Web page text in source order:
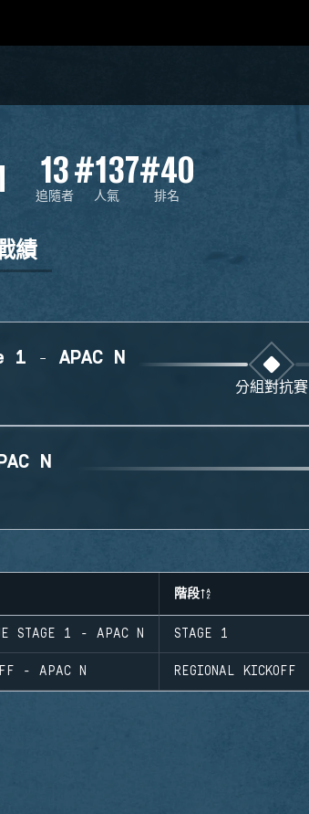
13
追隨者
#137
人氣
#40
排名
績
- APAC N
分組對抗賽
N
階段
STAGE 1 - APAC N STAGE 1
- APAC N REGIONAL KICKOFF